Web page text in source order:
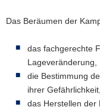
i
a
n
Das Beräumen der
das fachgerechte
Lageveränderung,
die Bestimmung
ihrer Gefährlichkeit,
das Herstellen der